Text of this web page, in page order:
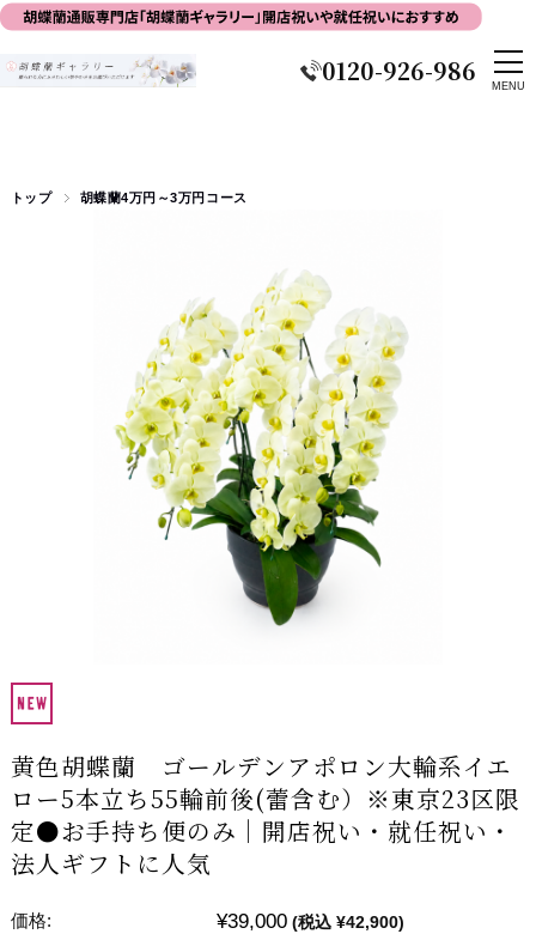
0120-926-986
トップ 胡蝶蘭4万円～3万円コース
黄色胡蝶蘭 ゴールデンアポロン大輪系イエ
ロー5本立ち55輪前後(蕾含む）※東京23区限
定●お手持ち便のみ｜開店祝い・就任祝い・
法人ギフトに人気
価格: ¥39,000 (税込 ¥42,900)